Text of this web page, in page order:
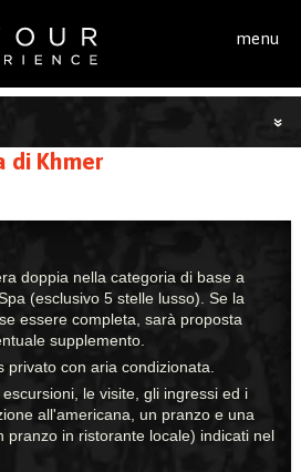
menu
di Khmer
doppia nella categoria di base a
(esclusivo 5 stelle lusso). Se la
essere completa, sarà proposta
supplemento.
privato con aria condizionata.
le visite, gli ingressi ed i
all'americana, un pranzo e una
pranzo in ristorante locale) indicati nel